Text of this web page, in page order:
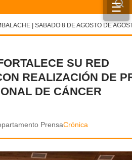
☰
✕
| SABADO 8 DE AGOSTO DE
SU RED
REALIZACIÓN DE
DE CÁNCER
PrensaCrónica